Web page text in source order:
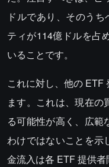
ドルであり、そのう
ティが114億ドルを占
いることです。
これに対し、他の ETF
ます。これは、現在
る可能性が高く、広範
わけではないことを示
金流入は各 ETF 提供